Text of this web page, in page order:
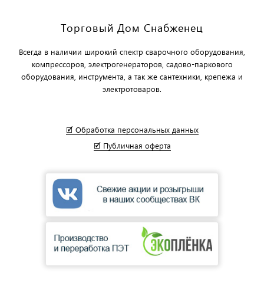
Торговый Дом Снабженец
Всегда в наличии широкий спектр сварочного оборудования,
компрессоров, электрогенераторов, садово-паркового
оборудования, инструмента, а так же сантехники, крепежа и
электротоваров.
🗹 Обработка персональных данных
🗹 Публичная оферта